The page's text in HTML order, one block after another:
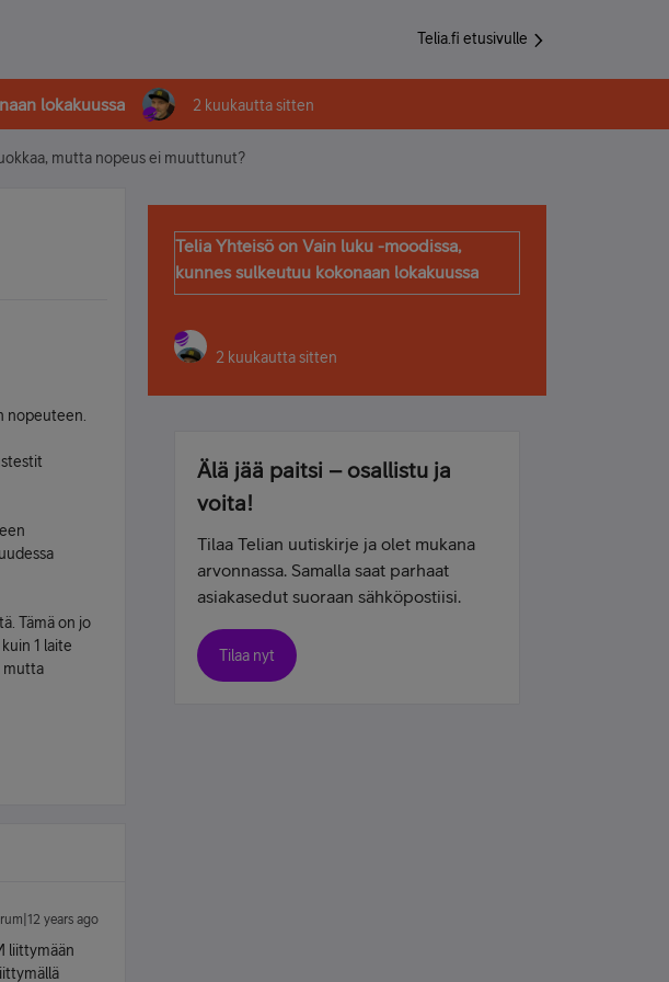
Telia.fi etusivulle
lokakuussa 2 kuukautta sitten
mutta nopeus ei muuttunut?
nopeuteen.
Tämä on jo
1 laite
mutta
years ago
liittymään
Telia Yhteisö on Vain luku -moodissa,
kunnes sulkeutuu kokonaan lokakuussa
2 kuukautta sitten
Älä jää paitsi – osallistu ja
voita!
Tilaa Telian uutiskirje ja olet mukana
arvonnassa. Samalla saat parhaat
asiakasedut suoraan sähköpostiisi.
Tilaa nyt